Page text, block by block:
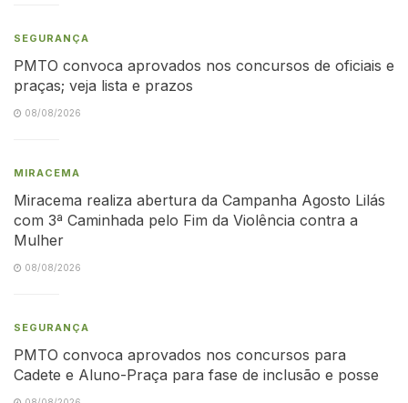
SEGURANÇA
PMTO convoca aprovados nos concursos de oficiais e
praças; veja lista e prazos
08/08/2026
MIRACEMA
Miracema realiza abertura da Campanha Agosto Lilás
com 3ª Caminhada pelo Fim da Violência contra a
Mulher
08/08/2026
SEGURANÇA
PMTO convoca aprovados nos concursos para
Cadete e Aluno-Praça para fase de inclusão e posse